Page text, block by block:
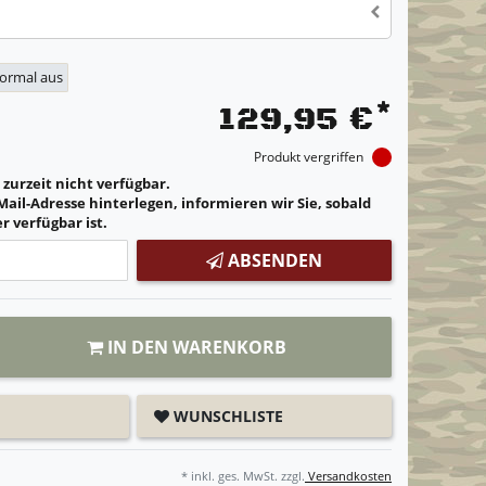
aus
129,95 €*
Produkt vergriffen
nicht verfügbar.
Adresse hinterlegen, informieren wir Sie, sobald
verfügbar ist.
ABSENDEN
IN DEN WARENKORB
WUNSCHLISTE
* inkl. ges. MwSt. zzgl. Versandkosten